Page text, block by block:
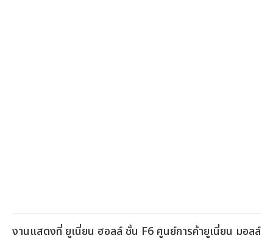
งานแสดงที่ ยูเนี่ยน ฮอลล์ ชั้น F6 ศูนย์การค้ายูเนี่ยน มอลล์